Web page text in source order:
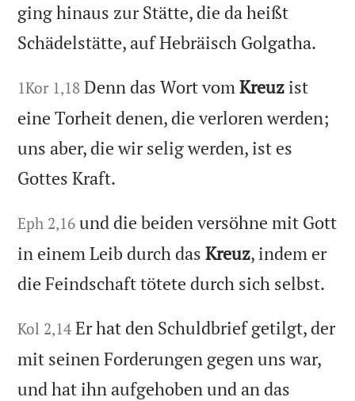
ging hinaus zur Stätte, die da heißt
Schädelstätte, auf Hebräisch Golgatha.
1Kor 1,18 Denn das Wort vomKreuz ist
eine Torheit denen, die verloren werden;
uns aber, die wir selig werden, ist es
Gottes Kraft.
Eph 2,16 und die beiden versöhne mit Gott
in einem Leib durch dasKreuz, indem er
die Feindschaft tötete durch sich selbst.
Kol 2,14 Er hat den Schuldbrief getilgt, der
mit seinen Forderungen gegen uns war,
und hat ihn aufgehoben und an das